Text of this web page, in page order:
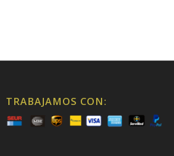
TRABAJAMOS CON: